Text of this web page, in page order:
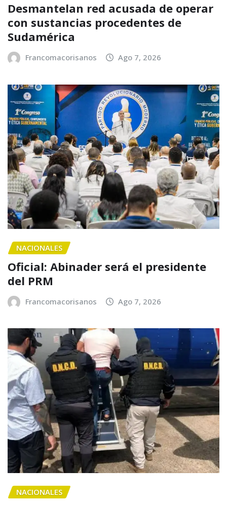
Desmantelan red acusada de operar
con sustancias procedentes de
Sudamérica
Francomacorisanos Ago 7, 2026
NACIONALES
Oficial: Abinader será el presidente
del PRM
Francomacorisanos Ago 7, 2026
NACIONALES